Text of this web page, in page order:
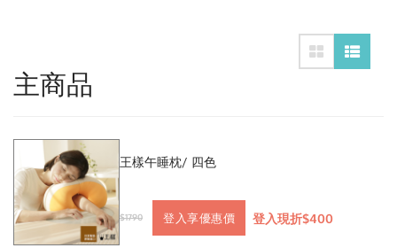
主商品
王樣午睡枕/ 四色
$1790 登入享優惠價 登入現折$400